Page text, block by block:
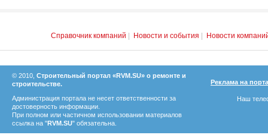
Справочник компаний Новости и события Новости
© 2010, Строительный портал «RVM.SU» о ремонте и
строительстве.
Администрация портала не несет ответственности за
достоверность информации.
При полном или частичном использовании материалов
ссылка на "RVM.SU" обязательна.
Реклама на
Наш